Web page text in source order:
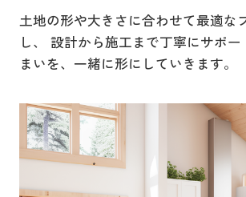
2026.08.02
新婚賃貸いつまでを考え
と住宅ローンで賃貸から持
ろそろ持ち家を考えるべ
せんか。家賃と住宅ローン
貸から持ち家へ進むタイ
家を買う年齢の目安な...
お客様それぞれに背景や想いがあり
同じ条件の中でも最適な選択は異なり
ます。
目先の結果だけではなく、その先の人
すること。
それが自分の役割だと考えています
私自身が大切にしているのは、「関
る人にとって少しでもプラスの存在
土地の形や大きさに合わせて最適な
し、 設計から施工まで丁寧にサポ
まいを、一緒に形にしていきます。